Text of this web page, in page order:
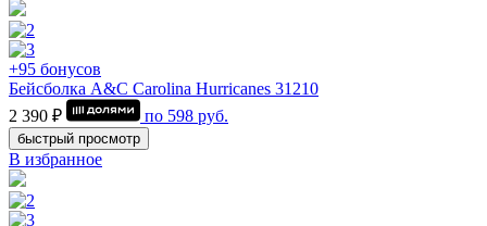
+95 бонусов
Бейсболка A&C Carolina Hurricanes 31210
2 390 ₽
по 598 руб.
быстрый просмотр
В избранное